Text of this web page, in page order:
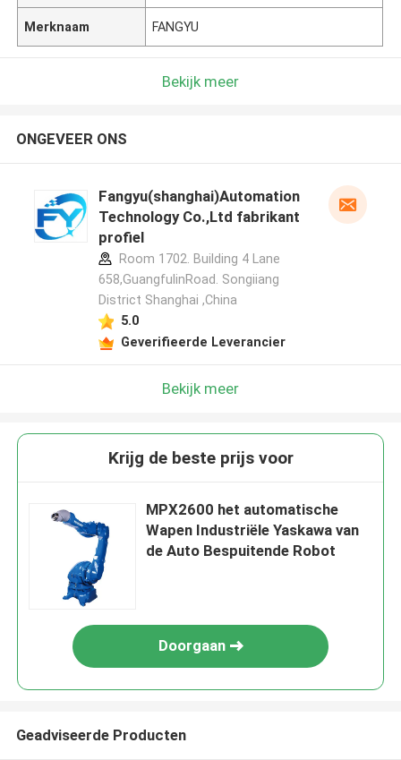
Merknaam FANGYU
Bekijk meer
ONGEVEER ONS
Fangyu(shanghai)Automation
Technology Co.,Ltd fabrikant
profiel
Room 1702. Building 4 Lane
658,GuangfulinRoad. Songiiang
District Shanghai ,China
5.0
Geverifieerde Leverancier
Bekijk meer
Krijg de beste prijs voor
MPX2600 het automatische
Wapen Industriële Yaskawa van
de Auto Bespuitende Robot
Doorgaan
Geadviseerde Producten